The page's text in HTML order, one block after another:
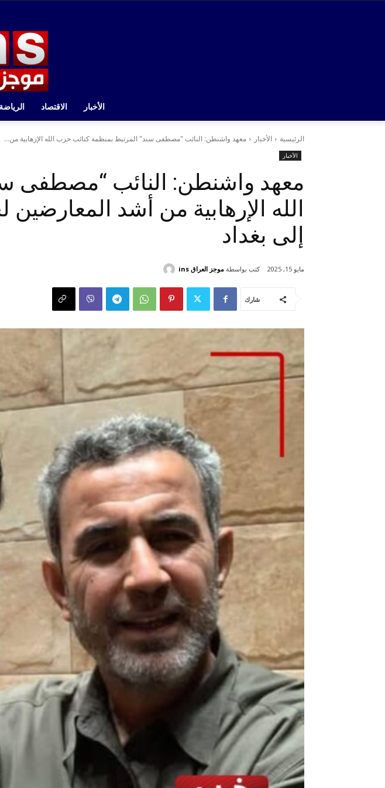
الأخبار الاقتصاد الرياضة
الرئيسية الأخبار معهد واشنطن: النائب "مصطفى سند" المرتبط بمنظمة كتائب حزب الله الإرهابية من...
الأخبار
معهد واشنطن: النائب “مصطفى
الله الإرهابية من أشد
إلى بغداد
مايو 15, 2025 كتب بواسطة موجز العراق ins
شارك